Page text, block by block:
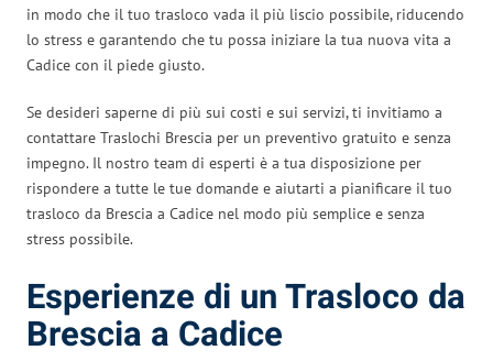
in modo che il tuo trasloco vada il più liscio possibile, riducendo
lo stress e garantendo che tu possa iniziare la tua nuova vita a
Cadice con il piede giusto.
Se desideri saperne di più sui costi e sui servizi, ti invitiamo a
contattare Traslochi Brescia per un preventivo gratuito e senza
impegno. Il nostro team di esperti è a tua disposizione per
rispondere a tutte le tue domande e aiutarti a pianificare il tuo
trasloco da Brescia a Cadice nel modo più semplice e senza
stress possibile.
Esperienze di un Trasloco da
Brescia a Cadice